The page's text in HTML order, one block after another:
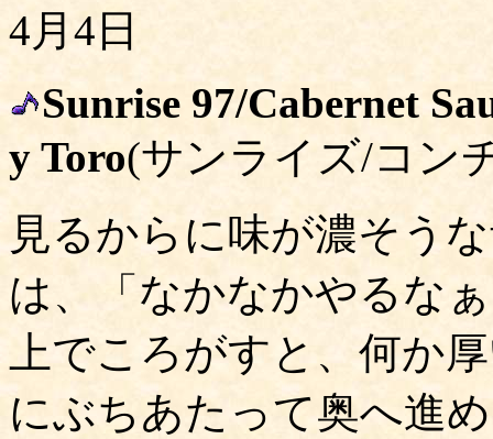
4月4日
Sunrise 97/Cabernet
y Toro(サンライズ/コン
見るからに味が濃そう
は、「なかなかやるな
上でころがすと、何か
にぶちあたって奥へ進